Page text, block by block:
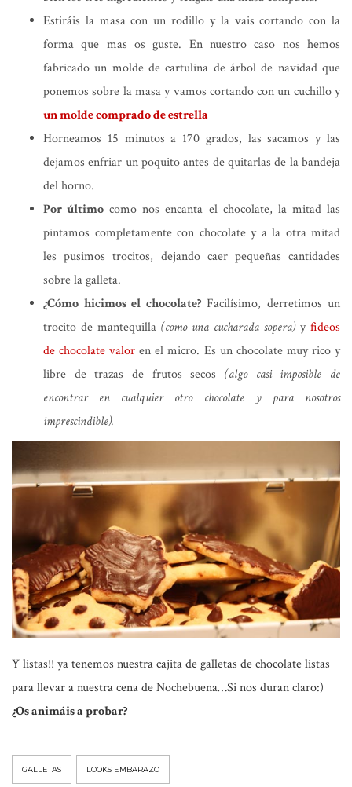
Estiráis la masa con un rodillo y la vais cortando con la
forma que mas os guste. En nuestro caso nos hemos
fabricado un molde de cartulina de árbol de navidad que
ponemos sobre la masa y vamos cortando con un cuchillo y
un molde comprado de estrella
Horneamos 15 minutos a 170 grados, las sacamos y las
dejamos enfriar un poquito antes de quitarlas de la bandeja
del horno.
Por último como nos encanta el chocolate, la mitad las
pintamos completamente con chocolate y a la otra mitad
les pusimos trocitos, dejando caer pequeñas cantidades
sobre la galleta.
¿Cómo hicimos el chocolate?Facilísimo, derretimos un
trocito de mantequilla (como una cucharada sopera)y fideos
de chocolate valor en el micro. Es un chocolate muy rico y
libre de trazas de frutos secos (algo casi imposible de
encontrar en cualquier otro chocolate y para nosotros
imprescindible).
Y listas!! ya tenemos nuestra cajita de galletas de chocolate listas
para llevar a nuestra cena de Nochebuena…Si nos duran claro:)
¿Os animáis a probar?
GALLETAS LOOKS EMBARAZO